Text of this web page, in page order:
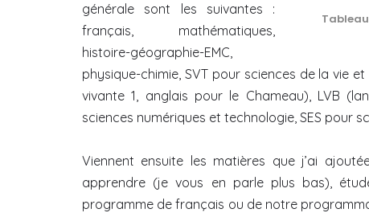
générale sont les suivantes :
français, mathématiques,
histoire-géographie-EMC,
physique-chimie, SVT pour sciences de la vie
vivante 1, anglais pour le Chameau), LVB
sciences numériques et technologie, SES pour
Viennent ensuite les matières que j’ai
apprendre (je vous en parle plus bas),
programme de français ou de notre